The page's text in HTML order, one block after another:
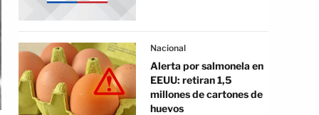
Nacional
Alerta por salmonela en
EEUU: retiran 1,5
millones de cartones de
huevos